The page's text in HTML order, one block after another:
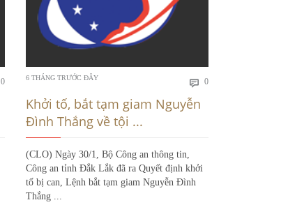
0Bình
6 THÁNG TRƯỚC ĐÂY  0Bình
Khởi tố, bắt tạm giam Nguyễn
Đình Thắng về tội ...
(CLO) Ngày 30/1, Bộ Công an thông tin,
Công an tỉnh Đắk Lắk đã ra Quyết định khởi
tố bị can, Lệnh bắt tạm giam Nguyễn Đình
Thắng ...